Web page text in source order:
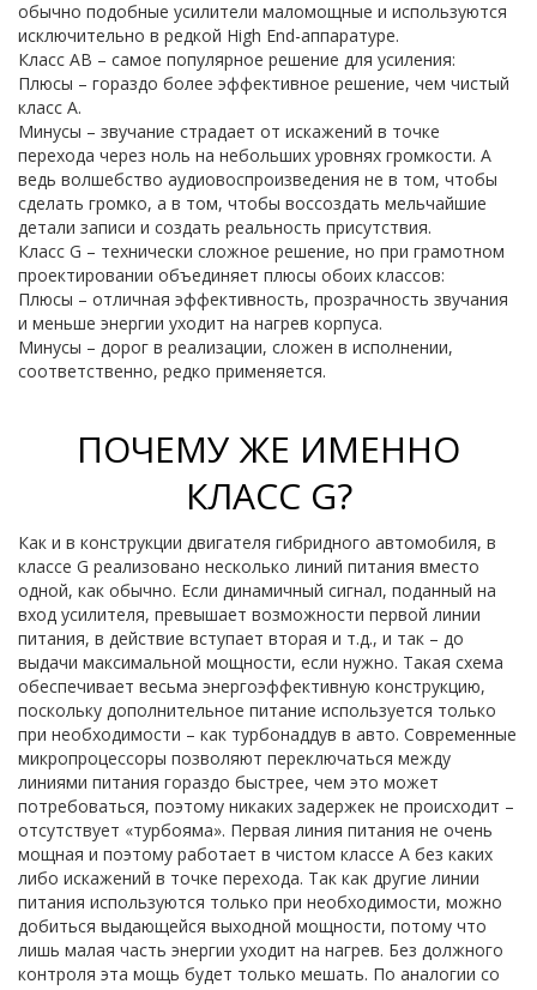
обычно подобные усилители маломощные и используются
исключительно в редкой High End-аппаратуре.
Класс AB – самое популярное решение для усиления:
Плюсы – гораздо более эффективное решение, чем чистый
класс А.
Минусы – звучание страдает от искажений в точке
перехода через ноль на небольших уровнях громкости. А
ведь волшебство аудиовоспроизведения не в том, чтобы
сделать громко, а в том, чтобы воссоздать мельчайшие
детали записи и создать реальность присутствия.
Класс G – технически сложное решение, но при грамотном
проектировании объединяет плюсы обоих классов:
Плюсы – отличная эффективность, прозрачность звучания
и меньше энергии уходит на нагрев корпуса.
Минусы – дорог в реализации, сложен в исполнении,
соответственно, редко применяется.
ПОЧЕМУ ЖЕ ИМЕННО
КЛАСС G?
Как и в конструкции двигателя гибридного автомобиля, в
классе G реализовано несколько линий питания вместо
одной, как обычно. Если динамичный сигнал, поданный на
вход усилителя, превышает возможности первой линии
питания, в действие вступает вторая и т.д., и так – до
выдачи максимальной мощности, если нужно. Такая схема
обеспечивает весьма энергоэффективную конструкцию,
поскольку дополнительное питание используется только
при необходимости – как турбонаддув в авто. Современные
микропроцессоры позволяют переключаться между
линиями питания гораздо быстрее, чем это может
потребоваться, поэтому никаких задержек не происходит –
отсутствует «турбояма». Первая линия питания не очень
мощная и поэтому работает в чистом классе А без каких
либо искажений в точке перехода. Так как другие линии
питания используются только при необходимости, можно
добиться выдающейся выходной мощности, потому что
лишь малая часть энергии уходит на нагрев. Без должного
контроля эта мощь будет только мешать. По аналогии со